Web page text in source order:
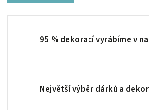
95 % dekorací vyrábíme v
Největší výběr dárků a